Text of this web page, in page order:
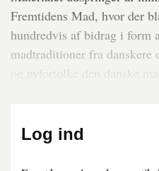
Fremtidens Mad, hvor der
hundredvis af bidrag i form
madtraditioner fra danskere
og nyfortolke den danske
Log ind